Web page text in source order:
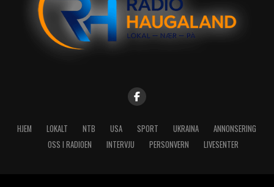
HJEM LOKALT NTB USA SPORT UKRAINA
ANNONSERING
OSS I RADIOEN
INTERVJU PERSONVERN LIVESENTER